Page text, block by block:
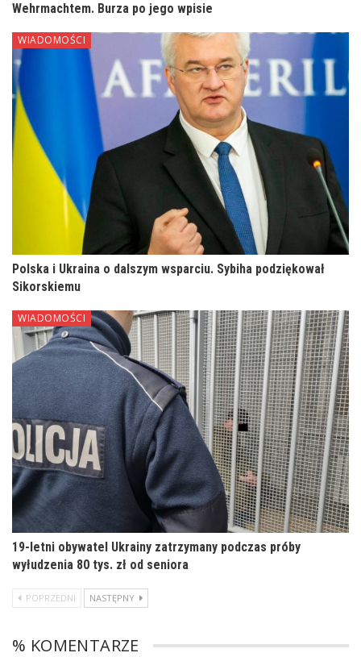
Wehrmachtem. Burza po jego wpisie
WIADOMOŚCI
Polska i Ukraina o dalszym wsparciu. Sybiha podziękował
Sikorskiemu
WIADOMOŚCI
19-letni obywatel Ukrainy zatrzymany podczas próby
wyłudzenia 80 tys. zł od seniora
POPRZEDNI NASTĘPNY
% KOMENTARZE